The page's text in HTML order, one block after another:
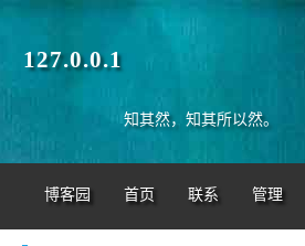
127.0.0.1
知其然，知其所以然。
博客园 首页 联系 管理